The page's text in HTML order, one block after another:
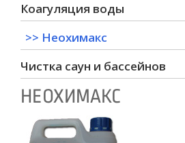
Коагуляция воды
Неохимакс
Чистка саун и бассейнов
НЕОХИМАКС